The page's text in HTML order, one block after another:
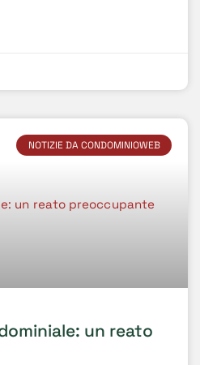
NOTIZIE DA CONDOMINIOWEB
un reato